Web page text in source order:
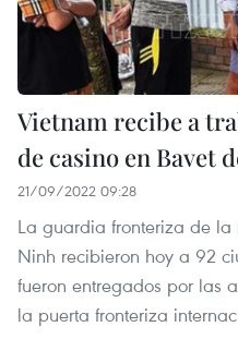
Vietnam recibe a
de casino en Bavet
21/09/2022 09:28
La guardia fronteriza de
Ninh recibieron hoy a 92
fueron entregados por las
la puerta fronteriza